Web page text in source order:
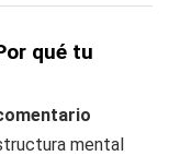
qué tu
mental